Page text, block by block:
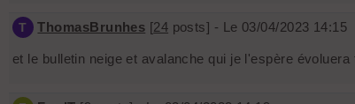
T ThomasBrunhes [24 posts] - Le 03/04/2023 14:15
et le bulletin neige et avalanche qui je l'espère évoluera